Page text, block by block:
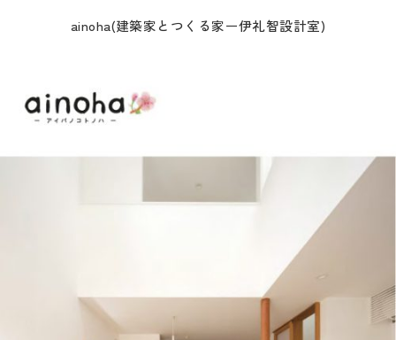
ainoha(建築家とつくる家ー伊礼智設計室)